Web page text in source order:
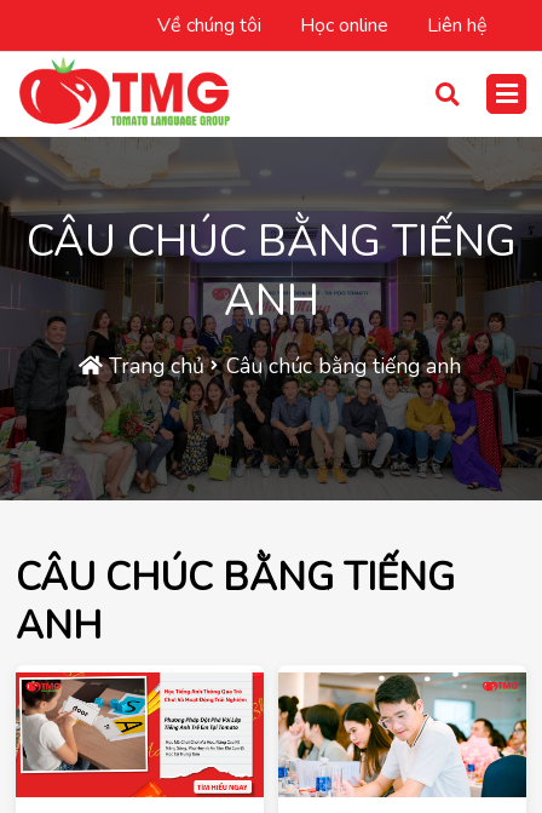
Về chúng tôi Học online Liên hệ
CÂU CHÚC BẰNG TIẾNG
ANH
Trang chủ Câu chúc bằng tiếng anh
CÂU CHÚC BẰNG TIẾNG
ANH